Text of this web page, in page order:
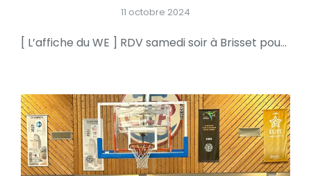
11 octobre 2024
[ L’affiche du WE ] RDV samedi soir à Brisset pour supporter l’équipe de Vincent et glaner une nouvelle victoire pour rester leader du classement